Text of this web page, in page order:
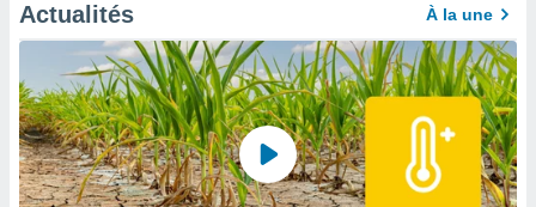
Actualités À la une